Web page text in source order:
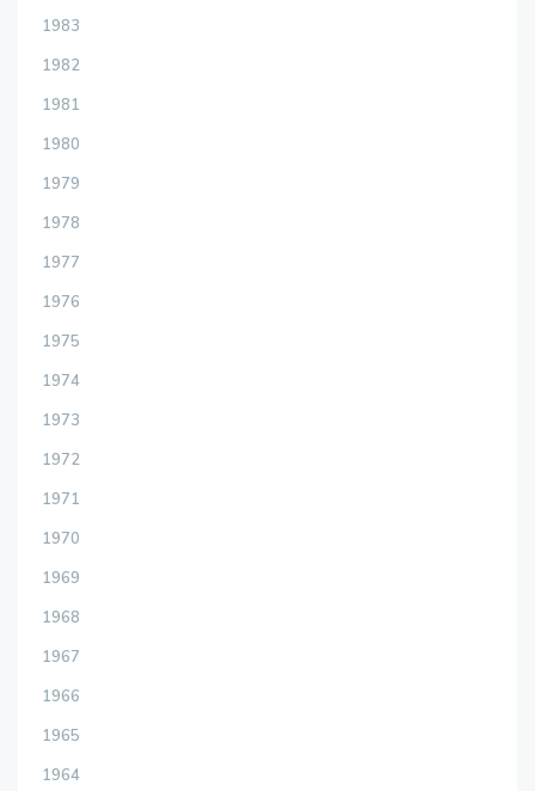
1983
1982
1981
1980
1979
1978
1977
1976
1975
1974
1973
1972
1971
1970
1969
1968
1967
1966
1965
1964